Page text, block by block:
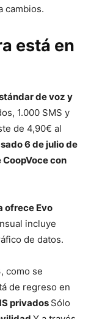
cambios.
está en
de voz y
1.000 SMS y
de 4,90€ al
6 de julio de
con
ofrece Evo
incluye
de datos.
como se
de regreso en
privados Sólo